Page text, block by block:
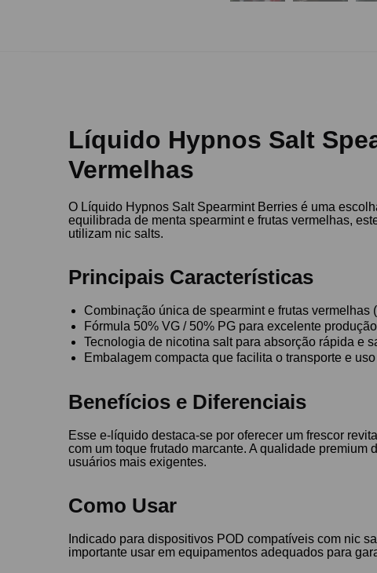
Líquido Hypnos Salt
Vermelhas
O Líquido Hypnos Salt Spearmint Berries é uma
equilibrada de menta spearmint e frutas vermelhas,
utilizam nic salts.
Principais Características
Combinação única de spearmint e frutas vermelhas
Fórmula 50% VG / 50% PG para excelente
Tecnologia de nicotina salt para absorção rápida e
Embalagem compacta que facilita o transporte e
Benefícios e Diferenciais
Esse e-líquido destaca-se por oferecer um frescor
com um toque frutado marcante. A qualidade
usuários mais exigentes.
Como Usar
Indicado para dispositivos POD compatíveis com nic
importante usar em equipamentos adequados para